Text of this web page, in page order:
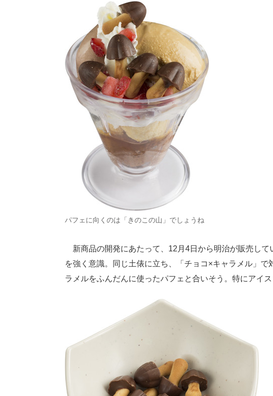
パフェに向くのは「きのこの山」でしょうね
新商品の開発にあたって、12月4日から明治が販売して
を強く意識。同じ土俵に立ち、「チョコ×キャラメル」
ラメルをふんだんに使ったパフェと合いそう。特にアイス